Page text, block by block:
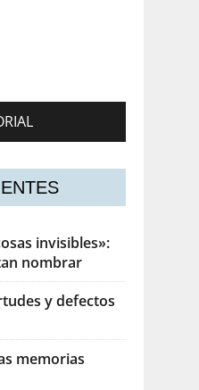
invisibles»:
nombrar
y defectos
memorias